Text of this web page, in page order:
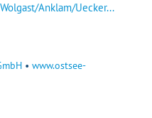
Wolgast/Anklam/Uecker...
• www.ostsee-